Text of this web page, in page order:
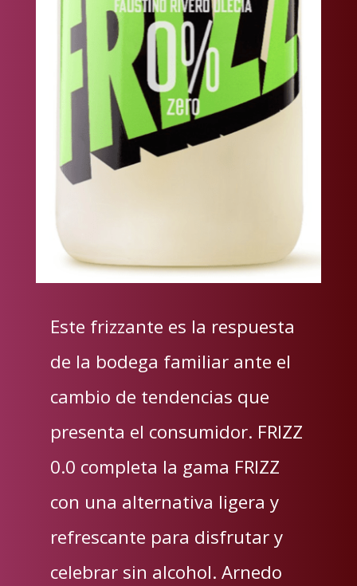
Este frizzante es la respuesta
de la bodega familiar ante el
cambio de tendencias que
presenta el consumidor. FRIZZ
0.0 completa la gama FRIZZ
con una alternativa ligera y
refrescante para disfrutar y
celebrar sin alcohol. Arnedo